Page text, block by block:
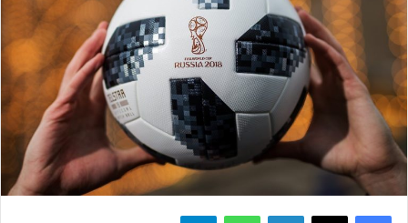
فيسبوك ‫X لينكدإن واتساب تيلقرام